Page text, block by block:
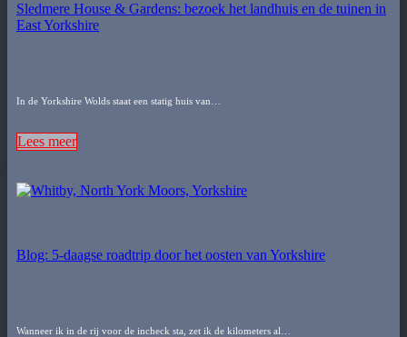
Sledmere House & Gardens: bezoek het landhuis en de tuinen in
East Yorkshire
In de Yorkshire Wolds staat een statig huis van…
Lees meer
Blog: 5-daagse roadtrip door het oosten van Yorkshire
Wanneer ik in de rij voor de incheck sta, zet ik de kilometers al…